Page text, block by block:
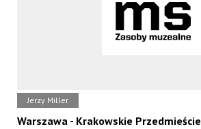
Jerzy Miller
Warszawa - Krakowskie Przedmieście